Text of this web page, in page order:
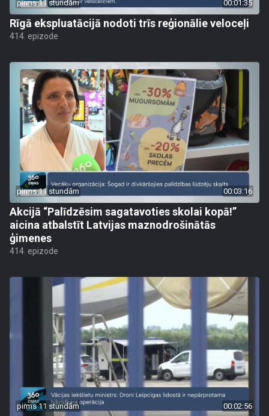
pirms 11 stundām 00:01:35
Rīgā ekspluatācijā nodoti trīs reģionālie veloceļi
414. epizode
pirms 11 stundām 00:03:16
Akcijā “Palīdzēsim sagatavoties skolai kopā!”
aicina atbalstīt Latvijas maznodrošinātās
ģimenes
414. epizode
pirms 11 stundām 00:02:56